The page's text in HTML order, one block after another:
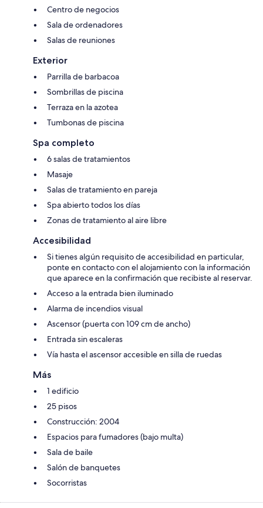
Centro de negocios
Sala de ordenadores
Salas de reuniones
Exterior
Parrilla de barbacoa
Sombrillas de piscina
Terraza en la azotea
Tumbonas de piscina
Spa completo
6 salas de tratamientos
Masaje
Salas de tratamiento en pareja
Spa abierto todos los días
Zonas de tratamiento al aire libre
Accesibilidad
Si tienes algún requisito de accesibilidad en particular,
ponte en contacto con el alojamiento con la información
que aparece en la confirmación que recibiste al reservar.
Acceso a la entrada bien iluminado
Alarma de incendios visual
Ascensor (puerta con 109 cm de ancho)
Entrada sin escaleras
Vía hasta el ascensor accesible en silla de ruedas
Más
1 edificio
25 pisos
Construcción: 2004
Espacios para fumadores (bajo multa)
Sala de baile
Salón de banquetes
Socorristas